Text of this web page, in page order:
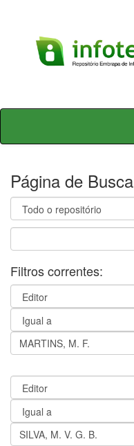
Skip
Página de Busca
Filtros correntes: